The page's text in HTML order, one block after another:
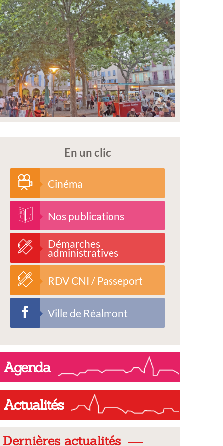
En un clic
Cinéma
Nos publications
Démarches
administratives
RDV CNI / Passeport
Ville de Réalmont
Agenda
Actualités
Dernières actualités